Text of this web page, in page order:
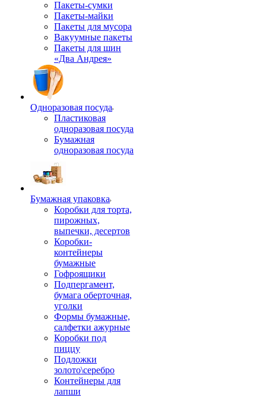
Пакеты-сумки
Пакеты-майки
Пакеты для мусора
Вакуумные пакеты
Пакеты для шин
«Два Андрея»
Одноразовая посуда
Пластиковая
одноразовая посуда
Бумажная
одноразовая посуда
Бумажная упаковка
Коробки для торта,
пирожных,
выпечки, десертов
Коробки-
контейнеры
бумажные
Гофроящики
Подпергамент,
бумага оберточная,
уголки
Формы бумажные,
салфетки ажурные
Коробки под
пиццу
Подложки
золото\серебро
Контейнеры для
лапши